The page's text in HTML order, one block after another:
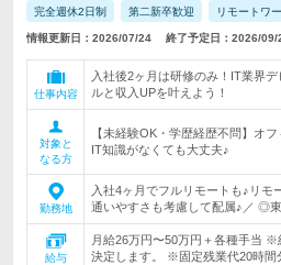
完全週休2日制 第二新卒歓迎 リモートワ
情報更新日：2026/07/24 終了予定日：2026/09/
仕事内容
入社後2ヶ月は研修のみ！IT業界
ルと収入UPを叶えよう！
対象と
なる方
【未経験OK・学歴経歴不問】オ
IT知識がなくても大丈夫♪
勤務地
入社4ヶ月でフルリモートも♪リモ
通いやすさも考慮して配属♪／ ◎
給与
月給26万円〜50万円＋各種手当 ※
決定します。 ※固定残業代20時間